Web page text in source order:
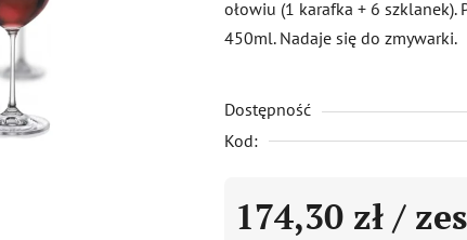
0,0
na
gwiazdek.
ołowiu (1 karafka + 6
450ml. Nadaje się do zmywarki.
Dostępność
Kod:
174,30 zł /